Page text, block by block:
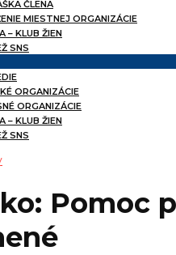
ČLENA
MIESTNEJ ORGANIZÁCIE
– KLUB ŽIEN
SNS
ORGANIZÁCIE
ORGANIZÁCIE
– KLUB ŽIEN
SNS
Pomoc